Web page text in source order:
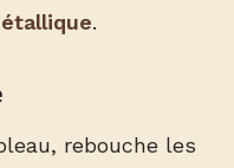
.
rebouche les